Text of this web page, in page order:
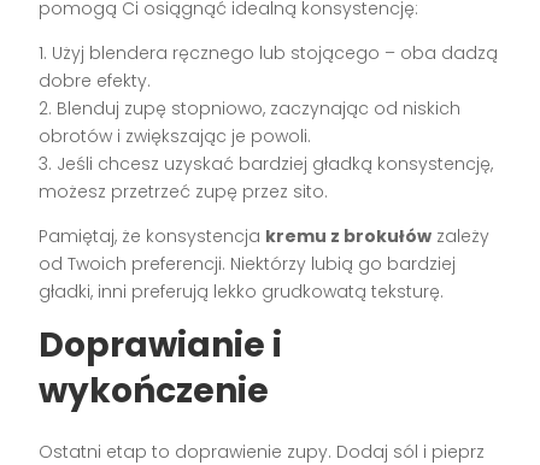
pomogą Ci osiągnąć idealną konsystencję:
1. Użyj blendera ręcznego lub stojącego – oba dadzą
dobre efekty.
2. Blenduj zupę stopniowo, zaczynając od niskich
obrotów i zwiększając je powoli.
3. Jeśli chcesz uzyskać bardziej gładką konsystencję,
możesz przetrzeć zupę przez sito.
Pamiętaj, że konsystencja kremu z brokułów zależy
od Twoich preferencji. Niektórzy lubią go bardziej
gładki, inni preferują lekko grudkowatą teksturę.
Doprawianie i
wykończenie
Ostatni etap to doprawienie zupy. Dodaj sól i pieprz